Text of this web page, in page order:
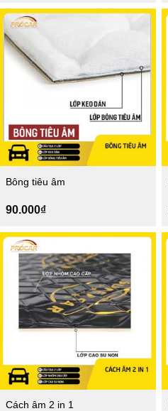
là:
2.890.000₫.
tại
Bông tiêu âm
90.000₫
Cách âm 2 in 1